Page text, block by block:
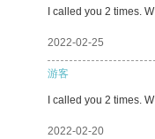
I called you 2 times. W
2022-02-25
游客
I called you 2 times. W
2022-02-20